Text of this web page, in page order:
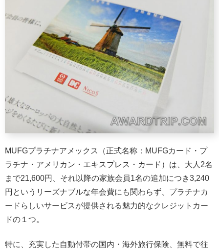
MUFGプラチナアメックス（正式名称：MUFGカード・プ
ラチナ・アメリカン・エキスプレス・カード）は、大人2名
まで21,600円、それ以降の家族会員1名の追加につき3,240
円というリーズナブルな年会費にも関わらず、プラチナカ
ードらしいサービスが提供される魅力的なクレジットカー
ドの１つ。
特に、充実した自動付帯の国内・海外旅行保険、無料で往